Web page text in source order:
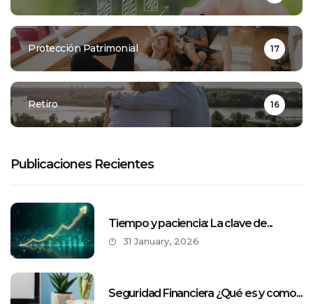
Protección Patrimonial 17
Retiro 16
Publicaciones Recientes
Tiempo y paciencia: La clave de...
31 January, 2026
Seguridad Financiera ¿Qué es y como...